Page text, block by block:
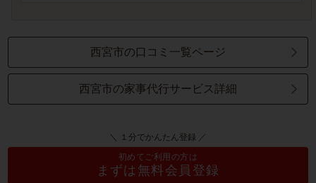
西宮市の口コミ一覧ページ
西宮市の家事代行サービス詳細
＼ １分でかんたん登録 ／
初めてご利用の方は
まずは無料会員登録